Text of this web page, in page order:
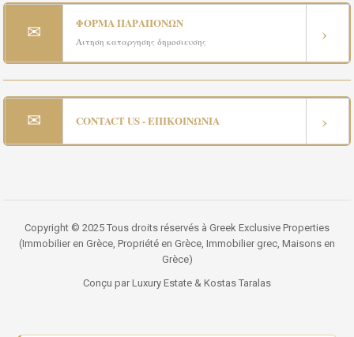
✉ ΦΟΡΜΑ ΠΑΡΑΠΟΝΩΝ
Αιτηση καταργησης δημοσιευσης ›
✉ CONTACT US - ΕΠΙΚΟΙΝΩΝΙΑ ›
Copyright © 2025 Tous droits réservés à Greek Exclusive Properties
(Immobilier en Grèce, Propriété en Grèce, Immobilier grec, Maisons en
Grèce)
Conçu par Luxury Estate & Kostas Taralas